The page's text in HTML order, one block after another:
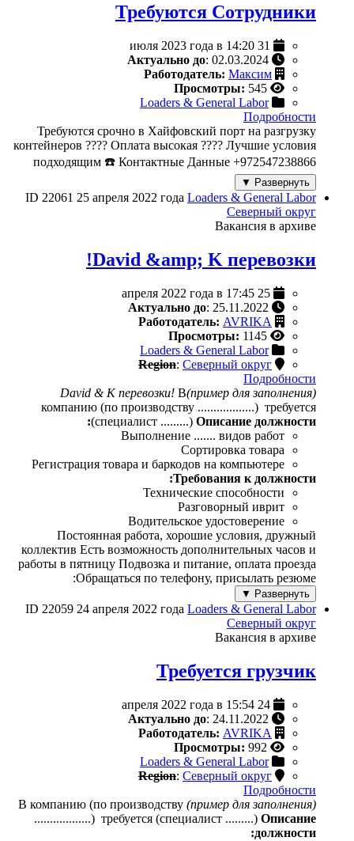
Требуются Сотрудники
Актуально до: 02.03.2024
Работодатель: Максим
Просмотры: 545
Loaders & General Labor
Подробности
Требуются срочно в Хайфовский порт на разгрузку
контейнеров ???? Оплата высокая ???? Лучшие условия
подходящим ☎️ Контактные Данные +972547238866
Развернуть ▼
ID 22061 25 апреля 2022 года Loaders & General Labor
Северный округ
Вакансия в архиве
David &amp; K перевозки!
Актуально до: 25.11.2022
Работодатель: AVRIKA
Просмотры: 1145
Loaders & General Labor
Region: Северный округ
Подробности
(пример для заполнения)David & K перевозки!
В
компанию (по производству ..................) требуется
(специалист .........) Описание должности:
Выполнение ....... видов работ
Сортировка товара
Регистрация товара и баркодов на компьютере
Требования к должности:
Технические способности
Разговорный иврит
Водительское удостоверение
Постоянная работа, хорошие условия, дружный
коллектив Есть возможность дополнительных часов и
работы в пятницу Подвозка и питание, оплата проезда
Обращаться по телефону, присылать резюме:
Развернуть ▼
ID 22059 24 апреля 2022 года Loaders & General Labor
Северный округ
Вакансия в архиве
Требуется грузчик
Актуально до: 24.11.2022
Работодатель: AVRIKA
Просмотры: 992
Loaders & General Labor
Region: Северный округ
Подробности
(пример для заполнения)
В компанию (по производству
..................) требуется (специалист .........) Описание
должности: